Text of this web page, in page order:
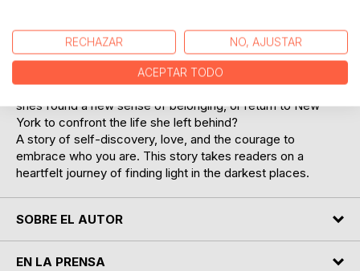
she's forced to confront her own fears and desires. With
summer days fading and decisions looming, she must
choose between running from her problems or finally
facing them head-on. Will she stay in the village, where
shes found a new sense of belonging, or return to New
York to confront the life she left behind?
A story of self-discovery, love, and the courage to
embrace who you are. This story takes readers on a
heartfelt journey of finding light in the darkest places.
SOBRE EL AUTOR
EN LA PRENSA
RECHAZAR NO, AJUSTAR
ACEPTAR TODO